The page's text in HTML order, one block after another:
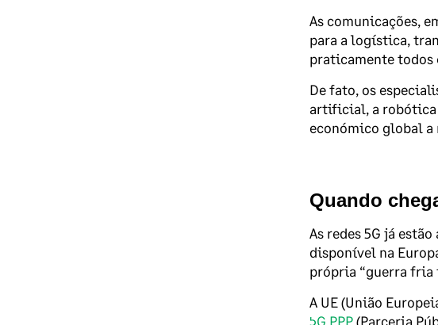
As comunicações,
para a logística,
praticamente todos
De fato, os
artificial, a robótica
económico global a
Quando
As redes 5G já
disponível na
própria “guerra fria
A UE (União
5G PPP(Parceria